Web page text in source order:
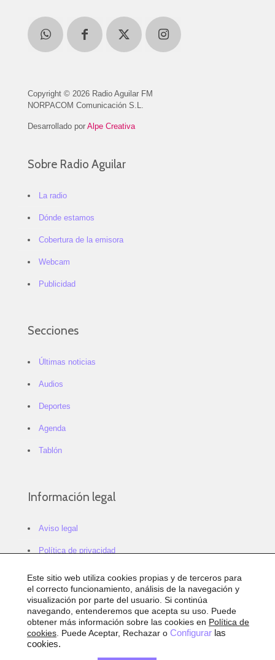
Copyright © 2026 Radio Aguilar FM
NORPACOM Comunicación S.L.
Desarrollado por Alpe Creativa
Sobre Radio Aguilar
La radio
Dónde estamos
Cobertura de la emisora
Webcam
Publicidad
Secciones
Últimas noticias
Audios
Deportes
Agenda
Tablón
Información legal
Aviso legal
Política de privacidad
Política de cookies
Configurar cookies
Sitemap
Accesibilidad
Este sitio web utiliza cookies propias y de terceros para
el correcto funcionamiento, análisis de la navegación y
visualización por parte del usuario. Si continúa
navegando, entenderemos que acepta su uso. Puede
obtener más información sobre las cookies en Política de
cookies . Puede Aceptar, Rechazar o Configurar las
cookies.